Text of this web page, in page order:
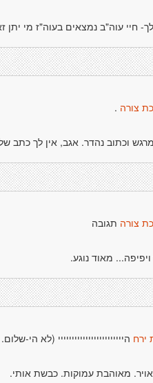
חיי עוה"ב נמצאים בעוה"ז מי יתן
צורה .
וכתוב נהדר. אגב, אין לך כתב
צורה תגובה
מאוד נוגע.
ירח היייייייייייייייייייייייי (לא
אויר. מאוהבת עמוקות. כבשת אותי.